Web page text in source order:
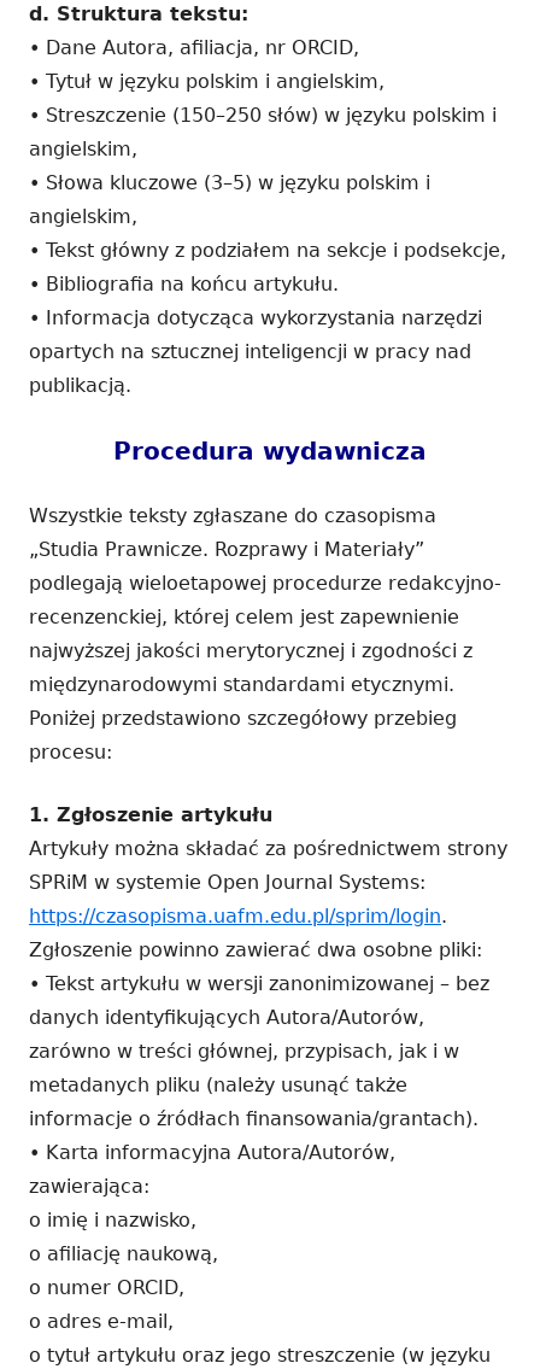
d. Struktura tekstu:
• Dane Autora, afiliacja, nr ORCID,
• Tytuł w języku polskim i angielskim,
• Streszczenie (150–250 słów) w języku polskim i
angielskim,
• Słowa kluczowe (3–5) w języku polskim i
angielskim,
• Tekst główny z podziałem na sekcje i podsekcje,
• Bibliografia na końcu artykułu.
• Informacja dotycząca wykorzystania narzędzi
opartych na sztucznej inteligencji w pracy nad
publikacją.
Procedura wydawnicza
Wszystkie teksty zgłaszane do czasopisma
„Studia Prawnicze. Rozprawy i Materiały”
podlegają wieloetapowej procedurze redakcyjno-
recenzenckiej, której celem jest zapewnienie
najwyższej jakości merytorycznej i zgodności z
międzynarodowymi standardami etycznymi.
Poniżej przedstawiono szczegółowy przebieg
procesu:
1. Zgłoszenie artykułu
Artykuły można składać za pośrednictwem strony
SPRiM w systemie Open Journal Systems:
https://czasopisma.uafm.edu.pl/sprim/login.
Zgłoszenie powinno zawierać dwa osobne pliki:
• Tekst artykułu w wersji zanonimizowanej – bez
danych identyfikujących Autora/Autorów,
zarówno w treści głównej, przypisach, jak i w
metadanych pliku (należy usunąć także
informacje o źródłach finansowania/grantach).
• Karta informacyjna Autora/Autorów,
zawierająca:
o imię i nazwisko,
o afiliację naukową,
o numer ORCID,
o adres e-mail,
o tytuł artykułu oraz jego streszczenie (w języku